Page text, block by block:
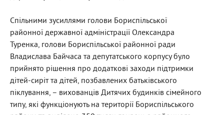
Спільними зусиллями голови Бориспільської
районної державної адміністрації Олександра
Туренка, голови Бориспільської районної ради
Владислава Байчаса та депутатського корпусу було
прийнято рішення про додаткові заходи підтримки
дітей-сиріт та дітей, позбавлених батьківського
піклування, – вихованців Дитячих будинків сімейного
типу, які функціонують на території Бориспільського